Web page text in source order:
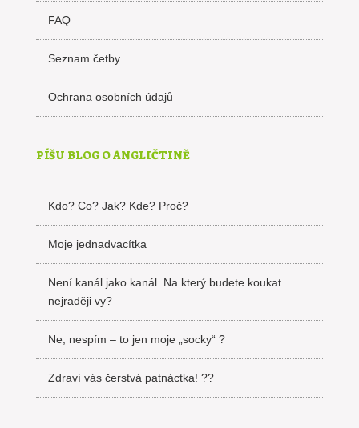
FAQ
Seznam četby
Ochrana osobních údajů
PÍŠU BLOG O ANGLIČTINĚ
Kdo? Co? Jak? Kde? Proč?
Moje jednadvacítka
Není kanál jako kanál. Na který budete koukat
nejraději vy?
Ne, nespím – to jen moje „socky“ ?
Zdraví vás čerstvá patnáctka! ??